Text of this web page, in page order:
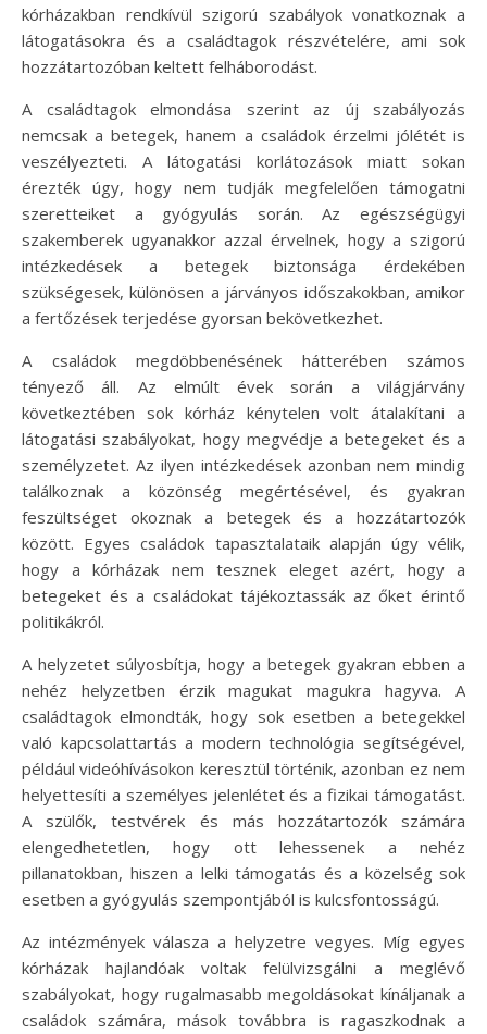
kórházakban rendkívül szigorú szabályok vonatkoznak a
látogatásokra és a családtagok részvételére, ami sok
hozzátartozóban keltett felháborodást.
A családtagok elmondása szerint az új szabályozás
nemcsak a betegek, hanem a családok érzelmi jólétét is
veszélyezteti. A látogatási korlátozások miatt sokan
érezték úgy, hogy nem tudják megfelelően támogatni
szeretteiket a gyógyulás során. Az egészségügyi
szakemberek ugyanakkor azzal érvelnek, hogy a szigorú
intézkedések a betegek biztonsága érdekében
szükségesek, különösen a járványos időszakokban, amikor
a fertőzések terjedése gyorsan bekövetkezhet.
A családok megdöbbenésének hátterében számos
tényező áll. Az elmúlt évek során a világjárvány
következtében sok kórház kénytelen volt átalakítani a
látogatási szabályokat, hogy megvédje a betegeket és a
személyzetet. Az ilyen intézkedések azonban nem mindig
találkoznak a közönség megértésével, és gyakran
feszültséget okoznak a betegek és a hozzátartozók
között. Egyes családok tapasztalataik alapján úgy vélik,
hogy a kórházak nem tesznek eleget azért, hogy a
betegeket és a családokat tájékoztassák az őket érintő
politikákról.
A helyzetet súlyosbítja, hogy a betegek gyakran ebben a
nehéz helyzetben érzik magukat magukra hagyva. A
családtagok elmondták, hogy sok esetben a betegekkel
való kapcsolattartás a modern technológia segítségével,
például videóhívásokon keresztül történik, azonban ez nem
helyettesíti a személyes jelenlétet és a fizikai támogatást.
A szülők, testvérek és más hozzátartozók számára
elengedhetetlen, hogy ott lehessenek a nehéz
pillanatokban, hiszen a lelki támogatás és a közelség sok
esetben a gyógyulás szempontjából is kulcsfontosságú.
Az intézmények válasza a helyzetre vegyes. Míg egyes
kórházak hajlandóak voltak felülvizsgálni a meglévő
szabályokat, hogy rugalmasabb megoldásokat kínáljanak a
családok számára, mások továbbra is ragaszkodnak a